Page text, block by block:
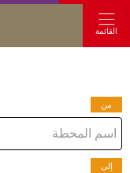
القائمة
من
إلى